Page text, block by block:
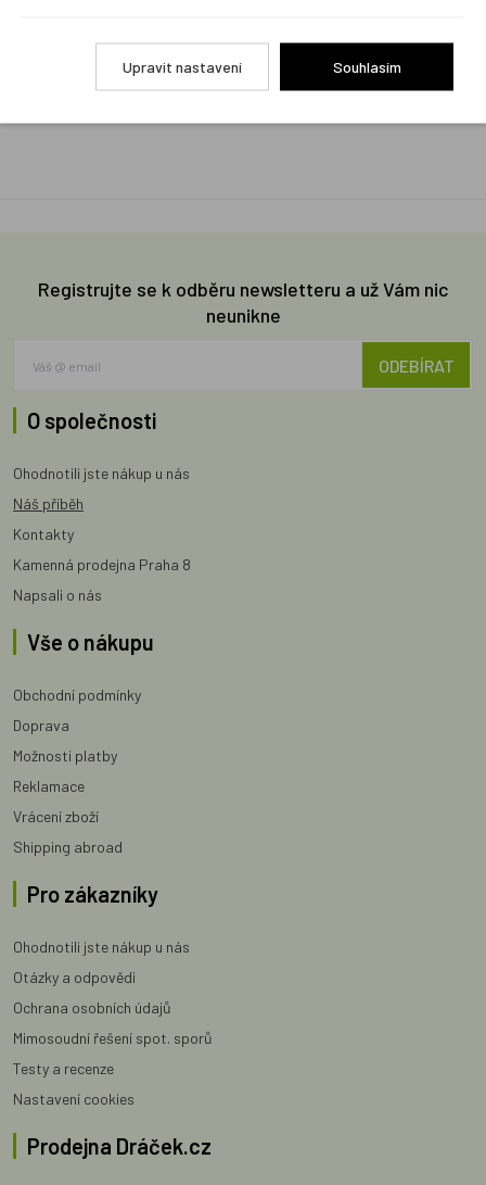
Objednávky obsahující jen skladové položky
expedujeme i v den objednávky, ostatní dle dodací
Registrujte se k odběru newsletteru a už Vám nic
neunikne
ODEBÍRAT
O společnosti
Ohodnotili jste nákup u nás
Náš příběh
Kontakty
Kamenná prodejna Praha 8
Napsali o nás
Vše o nákupu
Obchodní podmínky
Doprava
Možnosti platby
Reklamace
Vrácení zboží
Shipping abroad
Pro zákazníky
Ohodnotili jste nákup u nás
Otázky a odpovědi
Ochrana osobních údajů
Mimosoudní řešení spot. sporů
Testy a recenze
Nastavení cookies
Prodejna Dráček.cz
Upravit nastavení Souhlasím